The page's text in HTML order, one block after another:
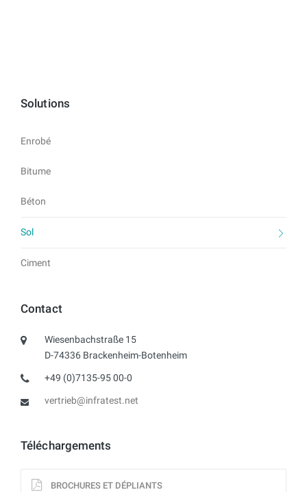
Solutions
Enrobé
Bitume
Béton
Sol
Ciment
Contact
Wiesenbachstraße 15
D-74336 Brackenheim-Botenheim
+49 (0)7135-95 00-0
vertrieb@infratest.net
Téléchargements
BROCHURES ET DÉPLIANTS